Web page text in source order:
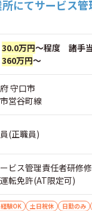
にてサービス管
30.0万円～程度 諸手
360万円～
守口市
営谷町線
(正職員)
ビス管理責任者研修
転免許(AT限定可)
験OK 土日祝休 日勤のみ